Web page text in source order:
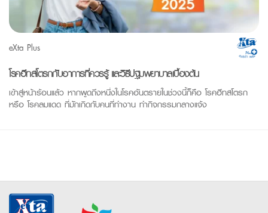
eXta Plus
โรคฮีทสโตรกกับอาการที่ควรรู้ และวิธีปฐมพยาบาลเบื้องต้น
เข้าสู่หน้าร้อนแล้ว หากพูดถึงหนึ่งในโรคอันตรายในช่วงนี้ก็คือ โรคฮีทสโตรก
หรือ โรคลมแดด ที่มักเกิดกับคนที่ทำงาน ทำกิจกรรมกลางแจ้ง